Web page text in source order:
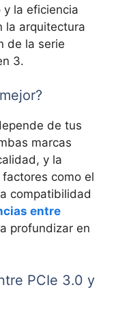
la eficiencia
la arquitectura
de la serie
3.
de tus
marcas
y la
como el
compatibilidad
entre
profundizar en
PCIe 3.0 y